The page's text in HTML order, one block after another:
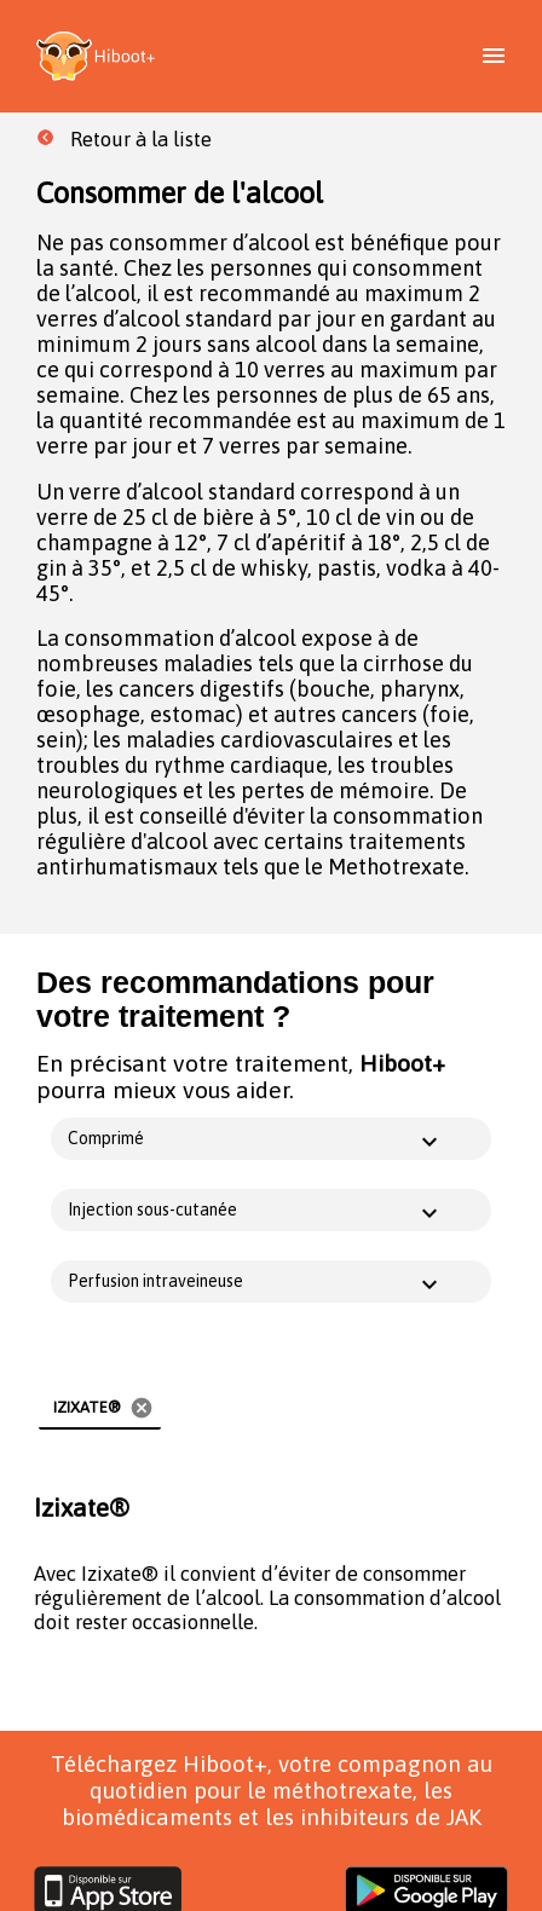
Retour à la liste
Consommer de l'alcool
Ne pas consommer d’alcool est bénéfique pour
la santé. Chez les personnes qui consomment
de l’alcool, il est recommandé au maximum 2
verres d’alcool standard par jour en gardant au
minimum 2 jours sans alcool dans la semaine,
ce qui correspond à 10 verres au maximum par
semaine. Chez les personnes de plus de 65 ans,
la quantité recommandée est au maximum de 1
verre par jour et 7 verres par semaine.
Un verre d’alcool standard correspond à un
verre de 25 cl de bière à 5°, 10 cl de vin ou de
champagne à 12°, 7 cl d’apéritif à 18°, 2,5 cl de
gin à 35°, et 2,5 cl de whisky, pastis, vodka à 40-
45°.
La consommation d’alcool expose à de
nombreuses maladies tels que la cirrhose du
foie, les cancers digestifs (bouche, pharynx,
œsophage, estomac) et autres cancers (foie,
sein); les maladies cardiovasculaires et les
troubles du rythme cardiaque, les troubles
neurologiques et les pertes de mémoire. De
plus, il est conseillé d'éviter la consommation
régulière d'alcool avec certains traitements
antirhumatismaux tels que le Methotrexate.
Des recommandations pour
votre traitement ?
En précisant votre traitement, Hiboot+
pourra mieux vous aider.
Comprimé
Injection sous-cutanée
Perfusion intraveineuse
IZIXATE® cancel
Izixate®
Avec Izixate® il convient d’éviter de consommer
régulièrement de l’alcool. La consommation d’alcool
doit rester occasionnelle.
Téléchargez Hiboot+, votre compagnon au
quotidien pour le méthotrexate, les
biomédicaments et les inhibiteurs de JAK